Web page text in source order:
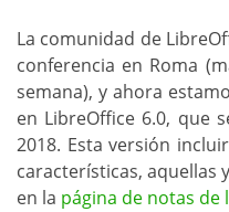
La comunidad de
conferencia en Roma
semana), y ahora
en LibreOffice 6.0, que
2018. Esta versión
características, aquellas
en la página de notas de